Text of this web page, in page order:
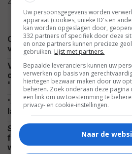
NIEUWS
Ook Netflix profiteert flink van
van 'Spider-Man: Brand New
Vanavond kijk je op SBS 9 een
onbegrepen scifi-film met de
'Neo'NIEUWS
'Supergirl' krijgt harde klap en
lager dan beruchte flop
Scandinavische misdaadthriller
fantasyserie gebaseerd op spel
worden en scifi-serie komt
Uw persoonsgegevens worden
apparaat (cookies, unieke ID's en
kan worden opgeslagen door,
332 partners of specifiek door deze
en onze partners kunnen precieze
gebruiken. Lijst met partners.
Bepaalde leveranciers kunnen uw
verwerken op basis van
hiertegen bezwaar maken door uw
beheren. Zoek onderaan deze pagina
een link om uw toestemming te
privacy- en cookie-instellingen.
Naar de